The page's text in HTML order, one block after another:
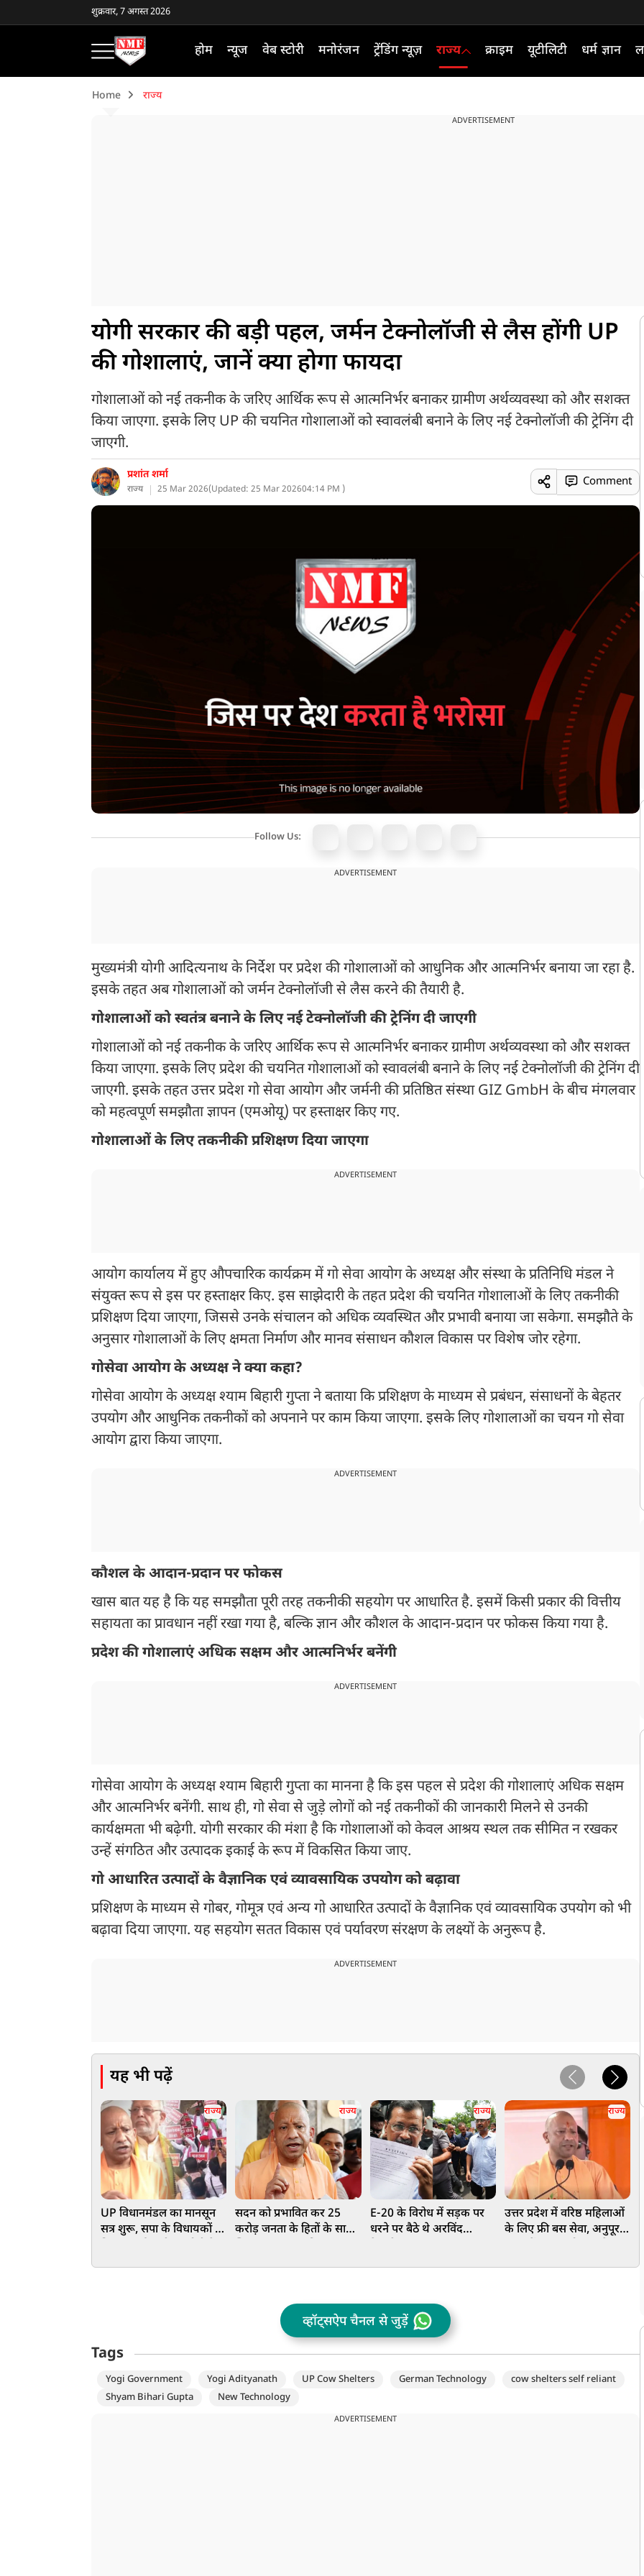
शुक्रवार, 7 अगस्त 2026
होम न्यूज वेब स्टोरी मनोरंजन ट्रेंडिंग न्यूज़ राज्य क्राइम यूटीलिटी धर्म ज्ञान
Home राज्य
ADVERTISEMENT
योगी सरकार की बड़ी पहल, जर्मन टेक्नोलॉजी से लैस होंगी UP
की गोशालाएं, जानें क्या होगा फायदा
गोशालाओं को नई तकनीक के जरिए आर्थिक रूप से आत्मनिर्भर बनाकर ग्रामीण अर्थव्यवस्था को और सशक्त
किया जाएगा. इसके लिए UP की चयनित गोशालाओं को स्वावलंबी बनाने के लिए नई टेक्नोलॉजी की ट्रेनिंग दी
जाएगी.
प्रशांत शर्मा
राज्य 25 Mar 2026(Updated: 25 Mar 202604:14 PM )
Comment
Follow Us:
ADVERTISEMENT
मुख्यमंत्री योगी आदित्यनाथ के निर्देश पर प्रदेश की गोशालाओं को आधुनिक और आत्मनिर्भर बनाया जा रहा है.
इसके तहत अब गोशालाओं को जर्मन टेक्नोलॉजी से लैस करने की तैयारी है.
गोशालाओं को स्वतंत्र बनाने के लिए नई टेक्नोलॉजी की ट्रेनिंग दी जाएगी
गोशालाओं को नई तकनीक के जरिए आर्थिक रूप से आत्मनिर्भर बनाकर ग्रामीण अर्थव्यवस्था को और सशक्त
किया जाएगा. इसके लिए प्रदेश की चयनित गोशालाओं को स्वावलंबी बनाने के लिए नई टेक्नोलॉजी की ट्रेनिंग दी
जाएगी. इसके तहत उत्तर प्रदेश गो सेवा आयोग और जर्मनी की प्रतिष्ठित संस्था GIZ GmbH के बीच मंगलवार
को महत्वपूर्ण समझौता ज्ञापन (एमओयू) पर हस्ताक्षर किए गए.
गोशालाओं के लिए तकनीकी प्रशिक्षण दिया जाएगा
ADVERTISEMENT
आयोग कार्यालय में हुए औपचारिक कार्यक्रम में गो सेवा आयोग के अध्यक्ष और संस्था के प्रतिनिधि मंडल ने
संयुक्त रूप से इस पर हस्ताक्षर किए. इस साझेदारी के तहत प्रदेश की चयनित गोशालाओं के लिए तकनीकी
प्रशिक्षण दिया जाएगा, जिससे उनके संचालन को अधिक व्यवस्थित और प्रभावी बनाया जा सकेगा. समझौते के
अनुसार गोशालाओं के लिए क्षमता निर्माण और मानव संसाधन कौशल विकास पर विशेष जोर रहेगा.
गोसेवा आयोग के अध्यक्ष ने क्या कहा?
गोसेवा आयोग के अध्यक्ष श्याम बिहारी गुप्ता ने बताया कि प्रशिक्षण के माध्यम से प्रबंधन, संसाधनों के बेहतर
उपयोग और आधुनिक तकनीकों को अपनाने पर काम किया जाएगा. इसके लिए गोशालाओं का चयन गो सेवा
आयोग द्वारा किया जाएगा.
ADVERTISEMENT
कौशल के आदान-प्रदान पर फोकस
खास बात यह है कि यह समझौता पूरी तरह तकनीकी सहयोग पर आधारित है. इसमें किसी प्रकार की वित्तीय
सहायता का प्रावधान नहीं रखा गया है, बल्कि ज्ञान और कौशल के आदान-प्रदान पर फोकस किया गया है.
प्रदेश की गोशालाएं अधिक सक्षम और आत्मनिर्भर बनेंगी
ADVERTISEMENT
गोसेवा आयोग के अध्यक्ष श्याम बिहारी गुप्ता का मानना है कि इस पहल से प्रदेश की गोशालाएं अधिक सक्षम
और आत्मनिर्भर बनेंगी. साथ ही, गो सेवा से जुड़े लोगों को नई तकनीकों की जानकारी मिलने से उनकी
कार्यक्षमता भी बढ़ेगी. योगी सरकार की मंशा है कि गोशालाओं को केवल आश्रय स्थल तक सीमित न रखकर
उन्हें संगठित और उत्पादक इकाई के रूप में विकसित किया जाए.
गो आधारित उत्पादों के वैज्ञानिक एवं व्यावसायिक उपयोग को बढ़ावा
प्रशिक्षण के माध्यम से गोबर, गोमूत्र एवं अन्य गो आधारित उत्पादों के वैज्ञानिक एवं व्यावसायिक उपयोग को भी
बढ़ावा दिया जाएगा. यह सहयोग सतत विकास एवं पर्यावरण संरक्षण के लक्ष्यों के अनुरूप है.
ADVERTISEMENT
यह भी पढ़ें
राज्य
UP विधानमंडल का मानसून
सत्र शुरू, सपा के विधायकों ने
राज्य
सदन को प्रभावित कर 25
करोड़ जनता के हितों के साथ
राज्य
E-20 के विरोध में सड़क पर
धरने पर बैठे थे अरविंद
राज्य
उत्तर प्रदेश में वरिष्ठ महिलाओं
के लिए फ्री बस सेवा, अनुपूरक
व्हॉट्सऐप चैनल से जुड़ें
Tags
Yogi Government Yogi Adityanath UP Cow Shelters German Technology
cow shelters self reliant
Shyam Bihari Gupta
New Technology
ADVERTISEMENT